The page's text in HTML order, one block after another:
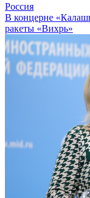
Россия
В концерне
ракеты «Вихрь»